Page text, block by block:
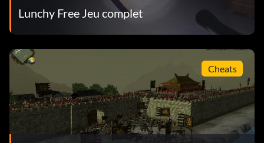
Lunchy Free Jeu complet
Cheats